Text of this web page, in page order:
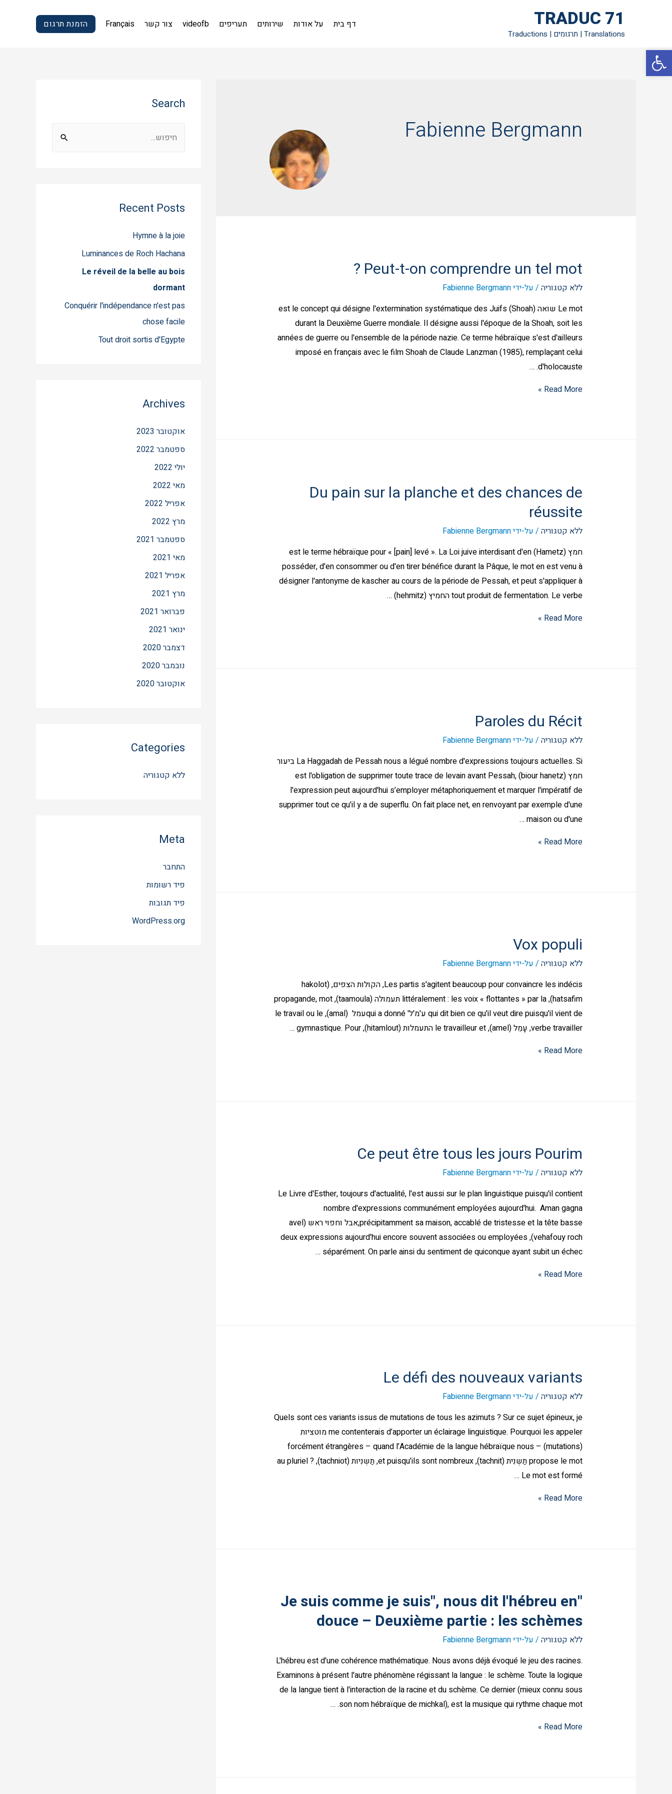
TRADUC 71
Translations | תרגומים | Traductions
דף בית על אודות שירותים תעריפים videofb צור קשר Français הזמנת תרגום
Fabienne Bergmann
Peut-t-on comprendre un tel mot ?
ללא קטגוריה/ על-ידיFabienne Bergmann
Le mot שואה (Shoah) est le concept qui désigne l'extermination systématique des Juifs
durant la Deuxième Guerre mondiale. Il désigne aussi l'époque de la Shoah, soit les
années de guerre ou l'ensemble de la période nazie. Ce terme hébraïque s'est d'ailleurs
imposé en français avec le film Shoah de Claude Lanzman (1985), remplaçant celui
d'holocauste. …
Read More »
Du pain sur la planche et des chances de
réussite
ללא קטגוריה/ על-ידיFabienne Bergmann
חמץ (Hametz) est le terme hébraïque pour « [pain] levé ». La Loi juive interdisant d'en
posséder, d'en consommer ou d'en tirer bénéfice durant la Pâque, le mot en est venu à
désigner l'antonyme de kascher au cours de la période de Pessah, et peut s'appliquer à
tout produit de fermentation. Le verbe החמיץ (hehmitz) …
Read More »
Paroles du Récit
ללא קטגוריה/ על-ידיFabienne Bergmann
La Haggadah de Pessah nous a légué nombre d'expressions toujours actuelles. Si ביעור
חמץ (biour hanetz) est l'obligation de supprimer toute trace de levain avant Pessah,
l'expression peut aujourd'hui s’employer métaphoriquement et marquer l'impératif de
supprimer tout ce qu'il y a de superflu. On fait place net, en renvoyant par exemple d'une
maison ou d'une …
Read More »
Vox populi
ללא קטגוריה/ על-ידיFabienne Bergmann
Les partis s'agitent beaucoup pour convaincre les indécis, הקולות הצפים, (hakolot
hatsafim), littéralement : les voix « flottantes » par la תעמולה (taamoula), propagande, mot
qui dit bien ce qu'il veut dire puisqu'il vient de ע'מ'ל' qui a donnéעמל (amal), le travail ou le
verbe travailler, עָמֵל (amel), le travailleur et התעמלות (hitamlout), gymnastique. Pour …
Read More »
Ce peut être tous les jours Pourim
ללא קטגוריה/ על-ידיFabienne Bergmann
Le Livre d'Esther, toujours d'actualité, l'est aussi sur le plan linguistique puisqu'il contient
nombre d'expressions communément employées aujourd'hui. Aman gagna
précipitamment sa maison, accablé de tristesse et la tête basse,אבל וחפוי ראש (avel
vehafouy roch), deux expressions aujourd'hui encore souvent associées ou employées
séparément. On parle ainsi du sentiment de quiconque ayant subit un échec …
Read More »
Le défi des nouveaux variants
ללא קטגוריה/ על-ידיFabienne Bergmann
Quels sont ces variants issus de mutations de tous les azimuts ? Sur ce sujet épineux, je
me contenterais d’apporter un éclairage linguistique. Pourquoi les appeler מוטציות
(mutations) – forcément étrangères – quand l’Académie de la langue hébraïque nous
propose le mot תַשְנִית (tachnit), et puisqu’ils sont nombreux, תַשְנִיות (tachniot), au pluriel ?
Le mot est formé …
Read More »
"Je suis comme je suis", nous dit l'hébreu en
douce – Deuxième partie : les schèmes
ללא קטגוריה/ על-ידיFabienne Bergmann
L'hébreu est d'une cohérence mathématique. Nous avons déjà évoqué le jeu des racines.
Examinons à présent l'autre phénomène régissant la langue : le schème. Toute la logique
de la langue tient à l'interaction de la racine et du schème. Ce dernier (mieux connu sous
son nom hébraïque de michkal), est la musique qui rythme chaque mot. …
Read More »
Search
Recent Posts
Hymne à la joie
Luminances de Roch Hachana
Le réveil de la belle au bois
dormant
Conquérir l'indépendance n'est pas
chose facile
Tout droit sortis d'Egypte
Archives
אוקטובר 2023
ספטמבר 2022
יולי 2022
מאי 2022
אפריל 2022
מרץ 2022
ספטמבר 2021
מאי 2021
אפריל 2021
מרץ 2021
פברואר 2021
ינואר 2021
דצמבר 2020
נובמבר 2020
אוקטובר 2020
Categories
ללא קטגוריה
Meta
התחבר
פיד רשומות
פיד תגובות
WordPress.org
פתח סרגל נגישות